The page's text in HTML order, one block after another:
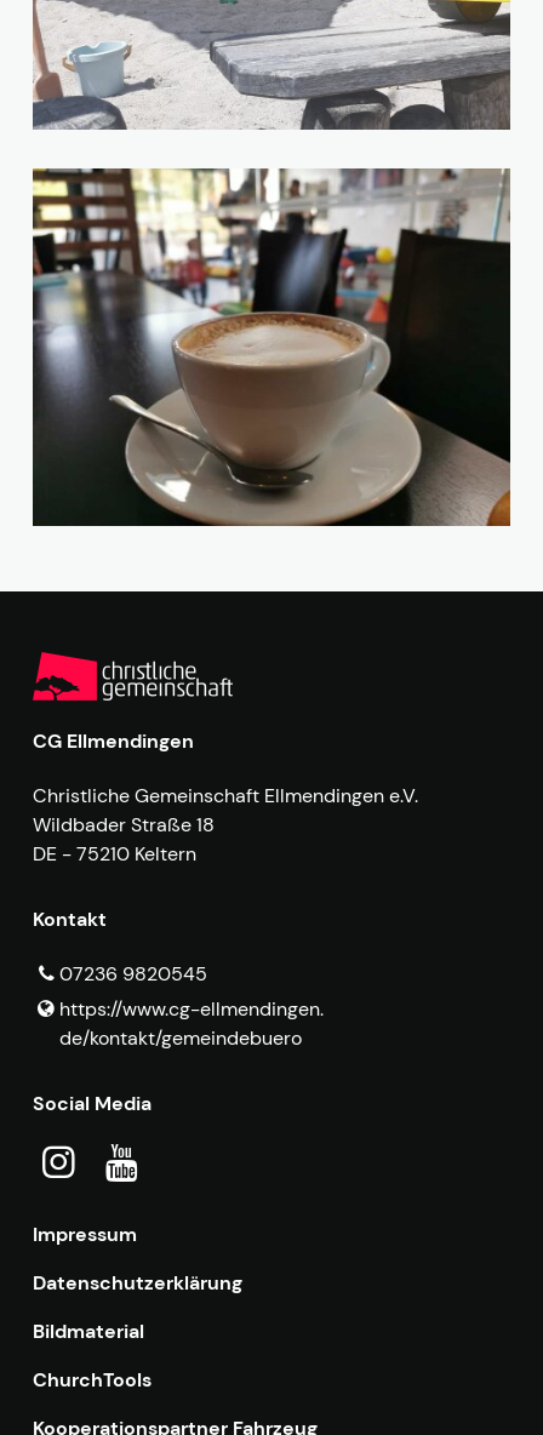
CG Ellmendingen
Christliche Gemeinschaft Ellmendingen e.V.
Wildbader Straße 18
DE - 75210 Keltern
Kontakt
07236 9820545
https://www.​cg-ellmendingen.​
de/kontakt/gemeindebuero
Social Media
Impressum
Datenschutzerklärung
Bildmaterial
ChurchTools
Kooperationspartner Fahrzeug